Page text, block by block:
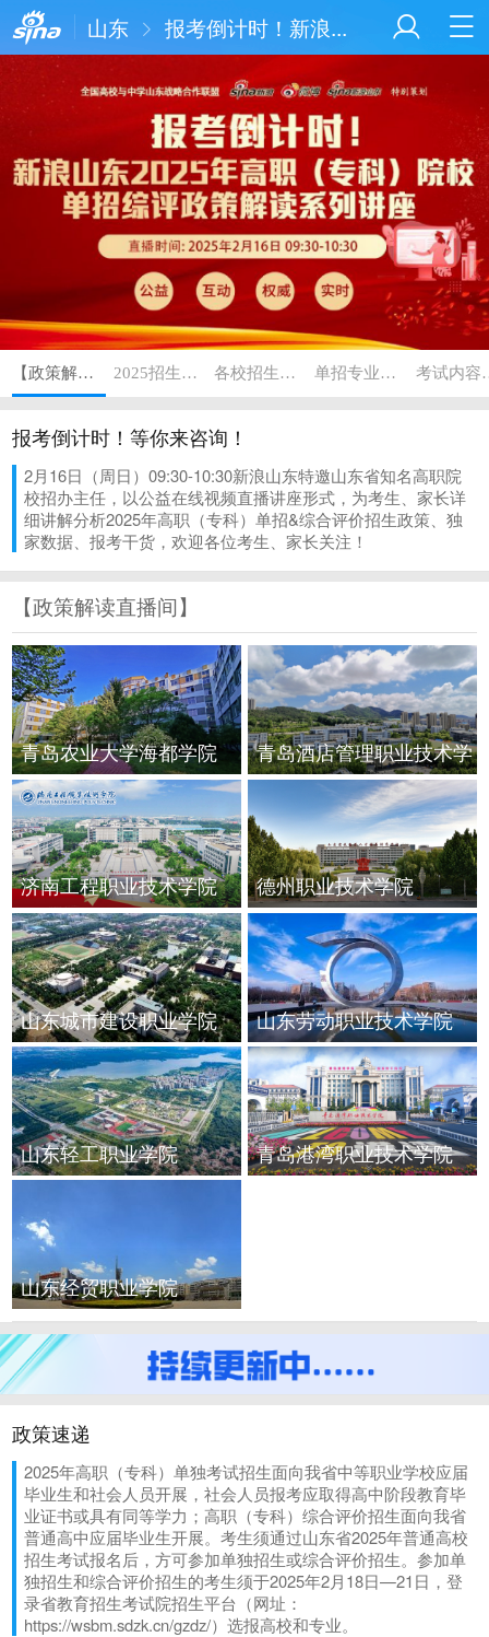
山东 报考倒计时！新浪...
【政策解读直播间】 2025招生计划限额 各校招生政策 单招专业对应春考专业类别一览 考
报考倒计时！等你来咨询！
2月16日（周日）09:30-10:30新浪山东特邀山东省知名高职院
校招办主任，以公益在线视频直播讲座形式，为考生、家长详
细讲解分析2025年高职（专科）单招&综合评价招生政策、独
家数据、报考干货，欢迎各位考生、家长关注！
【政策解读直播间】
青岛农业大学海都学院
青岛酒店管理职业技术学
院
济南工程职业技术学院 德州职业技术学院
山东城市建设职业学院 山东劳动职业技术学院
山东轻工职业学院 青岛港湾职业技术学院
山东经贸职业学院
政策速递
2025年高职（专科）单独考试招生面向我省中等职业学校应届
毕业生和社会人员开展，社会人员报考应取得高中阶段教育毕
业证书或具有同等学力；高职（专科）综合评价招生面向我省
普通高中应届毕业生开展。考生须通过山东省2025年普通高校
招生考试报名后，方可参加单独招生或综合评价招生。参加单
独招生和综合评价招生的考生须于2025年2月18日—21日，登
录省教育招生考试院招生平台（网址：
https://wsbm.sdzk.cn/gzdz/）选报高校和专业。